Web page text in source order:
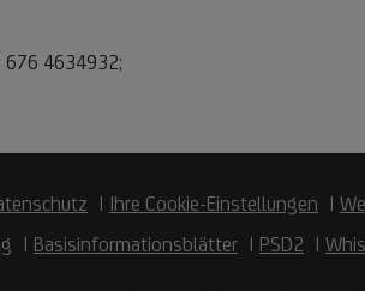
676 4634932;
Ihre Cookie-Einstellungen
Basisinformationsblätter PSD2